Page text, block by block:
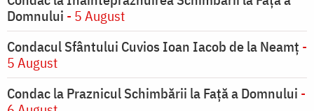
Domnului - 5 August
Condacul Sfântului Cuvios Ioan Iacob de la Neamț -
5 August
Condac la Praznicul Schimbării la Faţă a Domnului -